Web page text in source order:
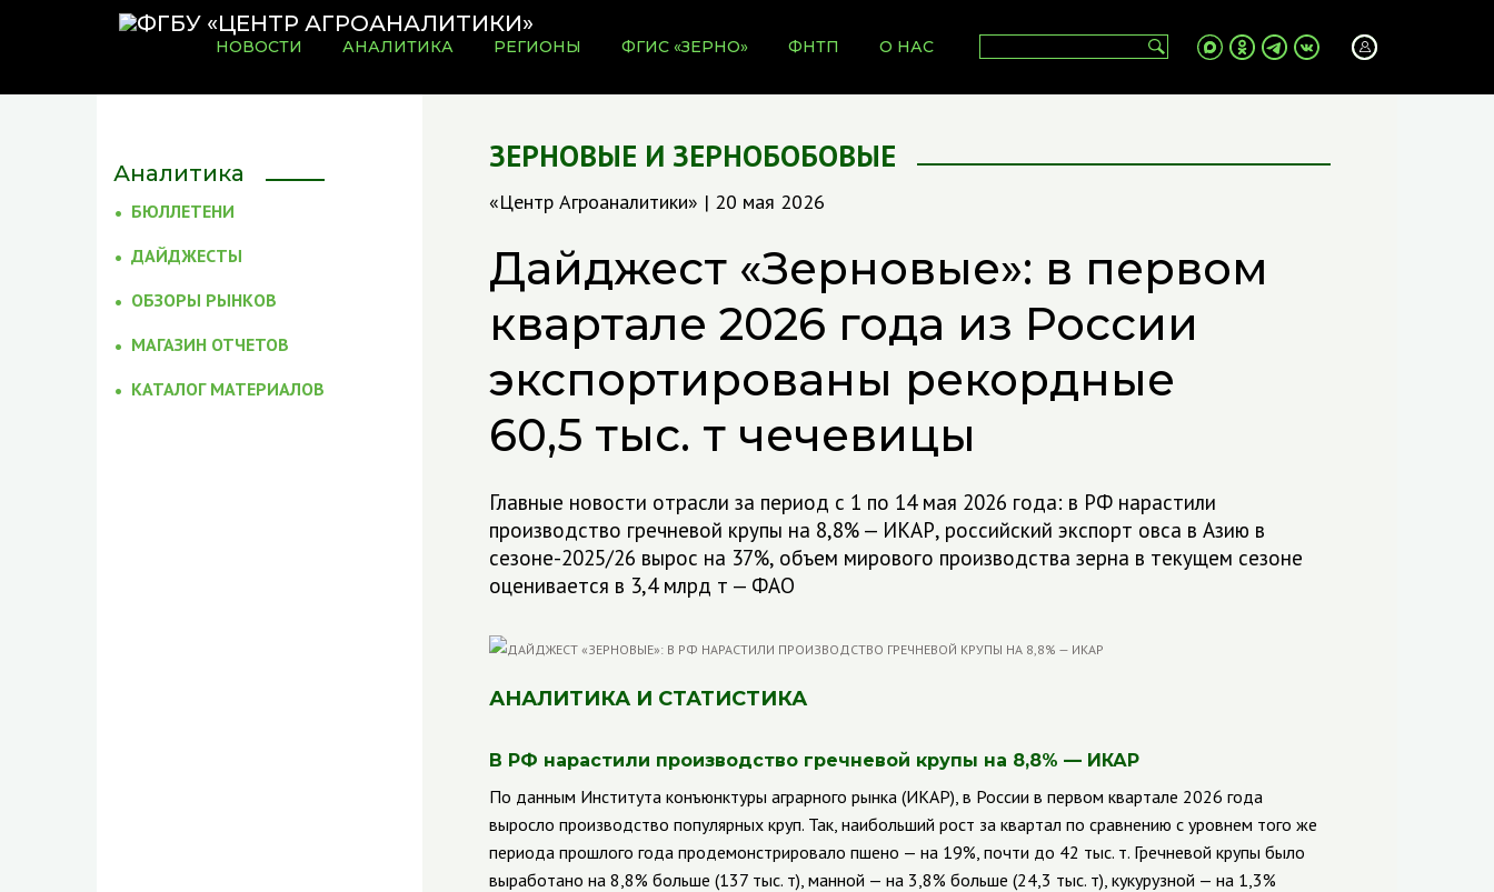
НОВОСТИ АНАЛИТИКА РЕГИОНЫ ФГИС «ЗЕРНО» ФНТП О НАС
Аналитика
БЮЛЛЕТЕНИ
ДАЙДЖЕСТЫ
ОБЗОРЫ РЫНКОВ
МАГАЗИН ОТЧЕТОВ
КАТАЛОГ МАТЕРИАЛОВ
ЗЕРНОВЫЕ И ЗЕРНОБОБОВЫЕ
«Центр Агроаналитики» | 20 мая 2026
Дайджест «Зерновые»: в первом
квартале 2026 года из России
экспортированы рекордные
60,5 тыс. т чечевицы
Главные новости отрасли за период с 1 по 14 мая 2026 года: в РФ нарастили
производство гречневой крупы на 8,8% — ИКАР, российский экспорт овса в Азию в
сезоне-2025/26 вырос на 37%, объем мирового производства зерна в текущем сезоне
оценивается в 3,4 млрд т — ФАО
АНАЛИТИКА И СТАТИСТИКА
В РФ нарастили производство гречневой крупы на 8,8% — ИКАР
По данным Института конъюнктуры аграрного рынка (ИКАР), в России в первом квартале 2026 года
выросло производство популярных круп. Так, наибольший рост за квартал по сравнению с уровнем того же
периода прошлого года продемонстрировало пшено — на 19%, почти до 42 тыс. т. Гречневой крупы было
выработано на 8,8% больше (137 тыс. т), манной — на 3,8% больше (24,3 тыс. т), кукурузной — на 1,3%